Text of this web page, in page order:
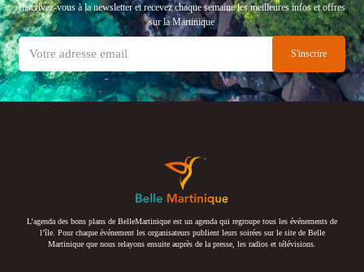
Inscrivez-vous à la newsletter et recevez chaque semaine les meilleures infos et offres
sur la Martinique
L’agenda des bons plans de BelleMartinique est un agenda qui regroupe tous les événements de
l’île. Pour chaque événement les organisateurs publient leurs soirées sur le site de Belle
Martinique que nous relayons ensuite auprès de la presse, les radios et télévisions.